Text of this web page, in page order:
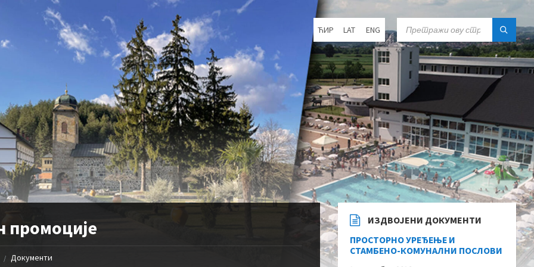
language:
ЋИР LAT ENG
промоције
/ Документи
ИЗДВОЈЕНИ ДОКУМЕНТИ
ПРОСТОРНО УРЕЂЕЊЕ И
СТАМБЕНО-КОМУНАЛНИ ПОСЛОВИ